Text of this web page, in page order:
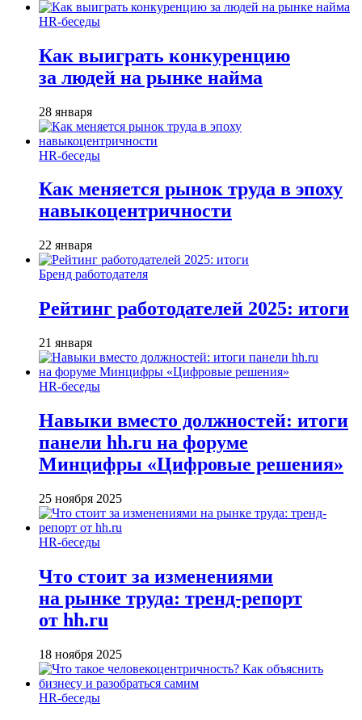
HR-беседы
Как выиграть конкуренцию
за людей на рынке найма
28 января
HR-беседы
Как меняется рынок труда в эпоху
навыкоцентричности
22 января
Бренд работодателя
Рейтинг работодателей 2025: итоги
21 января
HR-беседы
Навыки вместо должностей: итоги
панели hh.ru на форуме
Минцифры «Цифровые решения»
25 ноября 2025
HR-беседы
Что стоит за изменениями
на рынке труда: тренд-репорт
от hh.ru
18 ноября 2025
HR-беседы